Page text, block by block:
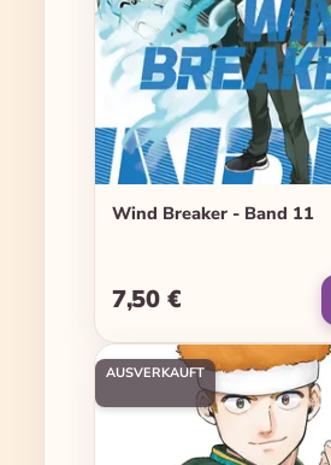
Wind Breaker - Band 11
Regulärer Preis:
7,50 €
AUSVERKAUFT